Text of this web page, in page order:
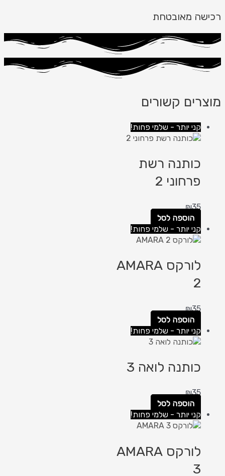
רכישה מאובטחת
מוצרים קשורים
קני יותר - שלמי פחות!
כותנה רשת
פרחוני 2
₪35
הוספה לסל
קני יותר - שלמי פחות!
לורקס AMARA
2
₪35
הוספה לסל
קני יותר - שלמי פחות!
כותנה לואה 3
₪35
הוספה לסל
קני יותר - שלמי פחות!
לורקס AMARA
3